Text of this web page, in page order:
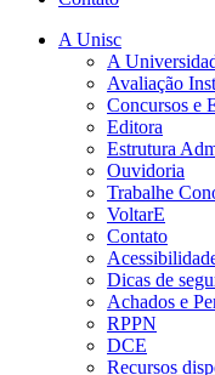
A Unisc
A
Avaliação
Concursos e
Editora
Estrutura
Ouvidoria
Trabalhe
VoltarE
Contato
Dicas de
Achados e
RPPN
DCE
Recursos